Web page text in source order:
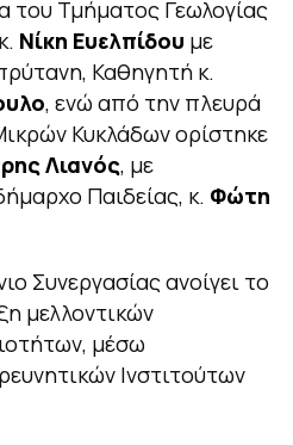
του Τμήματος Γεωλογίας
Νίκη Ευελπίδου με
Καθηγητή κ.
, ενώ από την πλευρά
Κυκλάδων ορίστηκε
Λιανός, με
Παιδείας, κ. Φώτη
Συνεργασίας ανοίγει το
μελλοντικών
μέσω
Ινστιτούτων